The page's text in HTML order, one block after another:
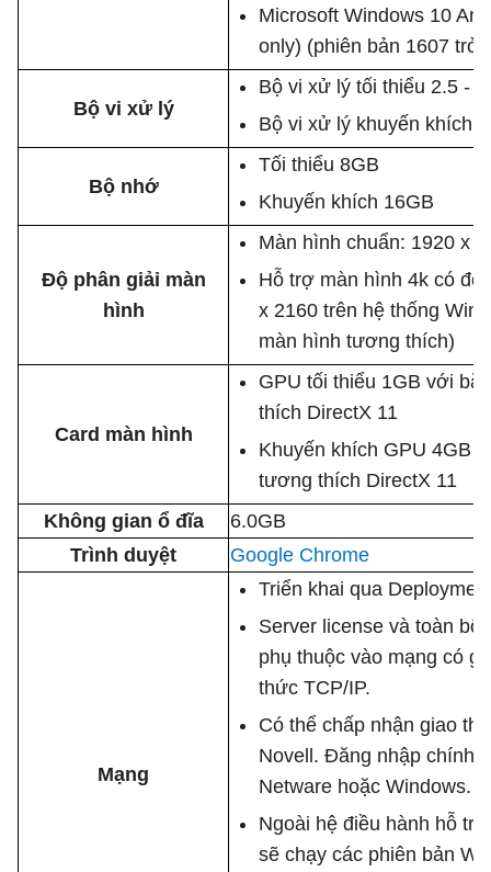
Microsoft Windows 10
only) (phiên bản 1607 trở
Bộ vi xử lý
Bộ vi xử lý tối thiểu 2.5 -
Bộ vi xử lý khuyến khích:
Bộ nhớ
Tối thiểu 8GB
Khuyến khích 16GB
Độ phân giải màn
hình
Màn hình chuẩn: 1920 x
Hỗ trợ màn hình 4k có
x 2160 trên hệ thống
màn hình tương thích)
Card màn hình
GPU tối thiểu 1GB với
thích DirectX 11
Khuyến khích GPU 4GB
tương thích DirectX 11
Không gian ổ đĩa
6.0GB
Trình duyệt
Google Chrome
Mạng
Triển khai qua
Server license và toàn
phụ thuộc vào mạng có
thức TCP/IP.
Có thể chấp nhận giao
Novell. Đăng nhập chính
Netware hoặc Windows.
Ngoài hệ điều hành hỗ
sẽ chạy các phiên bản